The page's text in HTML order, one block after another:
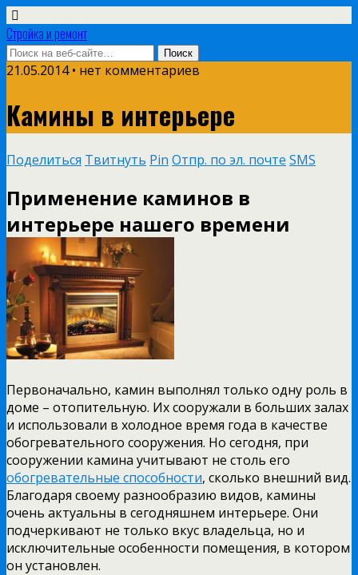
Стройка и ремонт
21.05.2014 • нет комментариев
Камины в интерьере
Поделиться Твитнуть Pin Отпр. по эл. почте SMS
Применение каминов в
интерьере нашего времени
Первоначально, камин выполнял только одну роль в
доме – отопительную. Их сооружали в больших залах
и использовали в холодное время года в качестве
обогревательного сооружения. Но сегодня, при
сооружении камина учитывают не столь его
обогревательные способности, сколько внешний вид.
Благодаря своему разнообразию видов, камины
очень актуальны в сегодняшнем интерьере. Они
подчеркивают не только вкус владельца, но и
исключительные особенности помещения, в котором
он установлен.